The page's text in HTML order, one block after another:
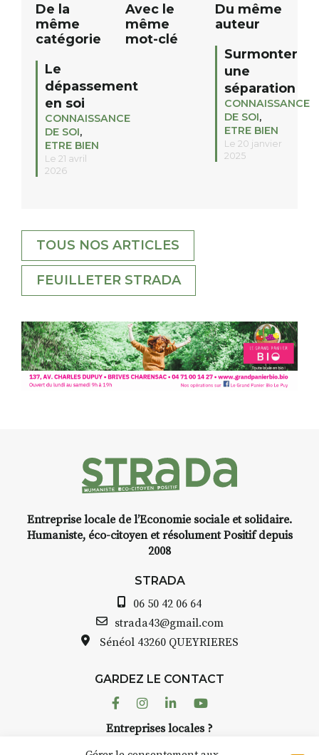
De la
même
catégorie
Le
dépassement
en soi
CONNAISSANCE
DE SOI,
ETRE BIEN
Le 21 avril
2026
Avec le
même
mot-clé
Du même
auteur
Surmonter
une
séparation
CONNAISSANCE
DE SOI,
ETRE BIEN
Le 20 janvier
2025
TOUS NOS ARTICLES
FEUILLETER STRADA
Entreprise locale de l’Economie sociale et solidaire.
Humaniste, éco-citoyen et résolument Positif depuis
2008
STRADA
06 50 42 06 64
strada43@gmail.com
Sénéol 43260 QUEYRIERES
GARDEZ LE CONTACT
FacebookInstagram
LinkedinYoutube
Entreprises locales ?